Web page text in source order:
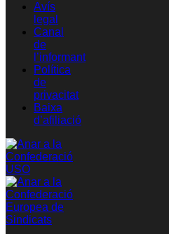
Avís
legal
Canal
de
l’informant
Política
de
privacitat
Baixa
d’afiliació